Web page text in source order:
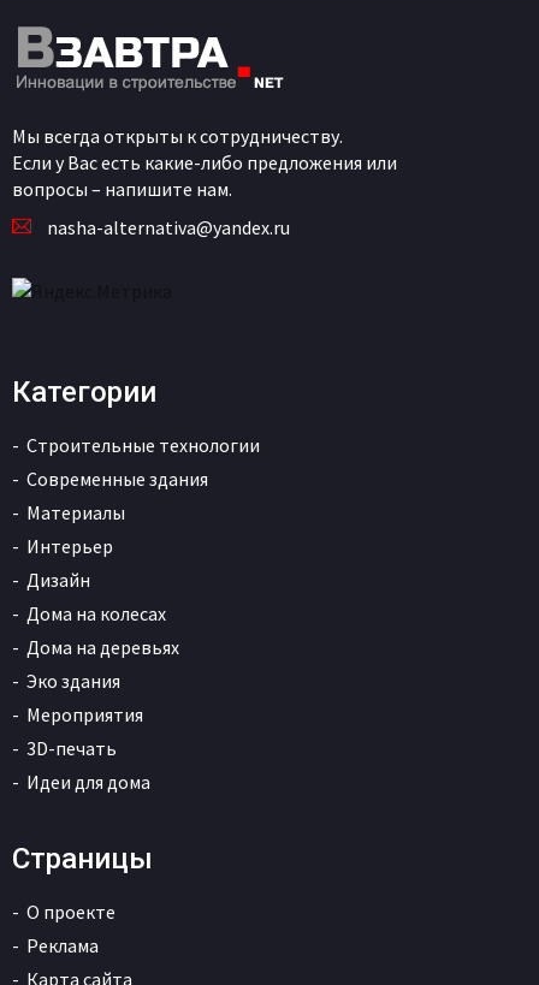
Мы всегда открыты к сотрудничеству.
Если у Вас есть какие-либо предложения или
вопросы – напишите нам.
nasha-alternativa@yandex.ru
Категории
Строительные технологии
Современные здания
Материалы
Интерьер
Дизайн
Дома на колесах
Дома на деревьях
Эко здания
Мероприятия
3D-печать
Идеи для дома
Страницы
О проекте
Реклама
Карта сайта